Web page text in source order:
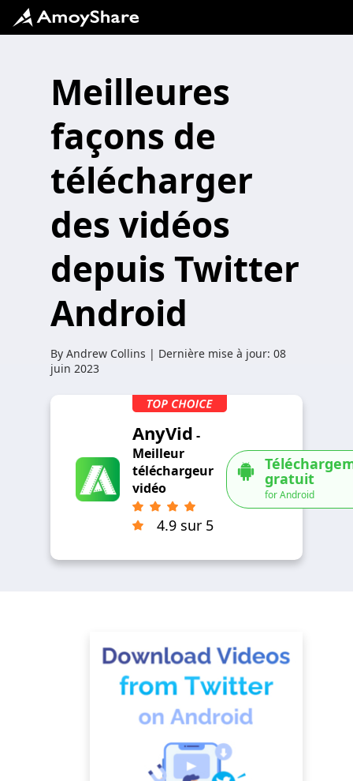
Meilleures
façons de
télécharger
des vidéos
depuis Twitter
Android
By Andrew Collins | Dernière mise à jour: 08
juin 2023
AnyVid -
Meilleur
téléchargeur
vidéo
4.9 sur 5
gratuit
for Android